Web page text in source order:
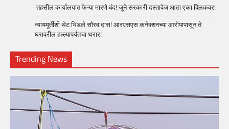
तहसील कार्यालयात फेऱ्या मारणे बंद! जुने सरकारी दस्तावेज आता एका क्लिकवर!
न्यायमूर्तींशी थेट भिडले सौरव दास! आरएसएस कनेक्शनच्या आरोपापासून ते
घरावरील हल्ल्यापर्यंतचा थरार!
Trending News